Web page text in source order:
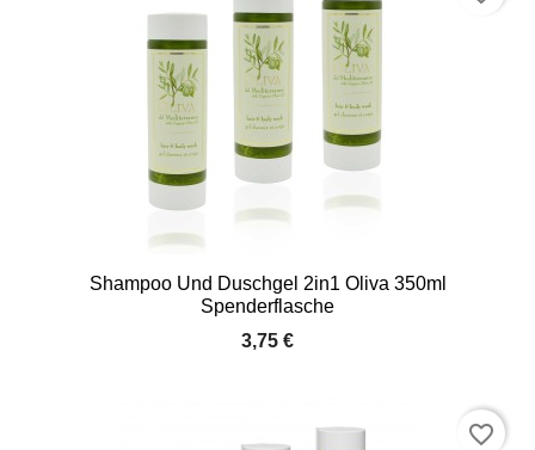
Shampoo Und Duschgel 2in1 Oliva 350ml
Spenderflasche
3,75 €
favorite_border